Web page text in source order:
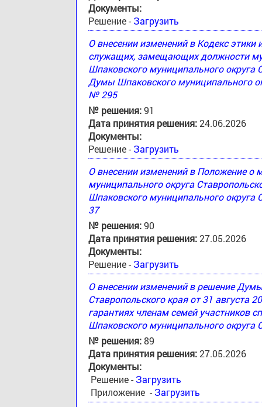
Документы:
Решение - Загрузить
О внесении изменений в Кодекс
служащих, замещающих должности
Шпаковского муниципального
Думы Шпаковского муниципального
№ 295
№ решения:91
Дата принятия решения:24.06.2026
Документы:
Решение - Загрузить
О внесении изменений в Положение
муниципального округа
Шпаковского муниципального округа
37
№ решения:90
Дата принятия решения:27.05.2026
Документы:
Решение - Загрузить
О внесении изменений в решение
Ставропольского края от 31
гарантиях членам семей участников
Шпаковского муниципального округа
№ решения:89
Дата принятия решения:27.05.2026
Документы:
Решение - Загрузить
Приложение - Загрузить